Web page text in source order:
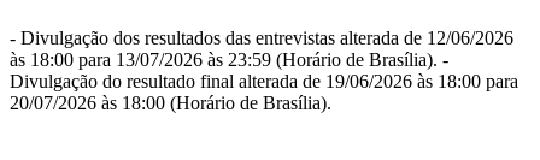
- Divulgação dos resultados das entrevistas alterada de 12/06/2026
às 18:00 para 13/07/2026 às 23:59 (Horário de Brasília). -
Divulgação do resultado final alterada de 19/06/2026 às 18:00 para
20/07/2026 às 18:00 (Horário de Brasília).